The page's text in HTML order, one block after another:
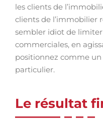
les clients de
clients de l’immobilier
sembler idiot de
commerciales, en
positionnez comme
particulier.
Le résultat